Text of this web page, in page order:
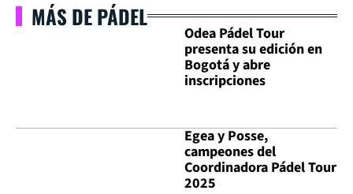
MÁS DE PÁDEL
Odea Pádel Tour
presenta su edición en
Bogotá y abre
inscripciones
Egea y Posse,
campeones del
Coordinadora Pádel Tour
2025